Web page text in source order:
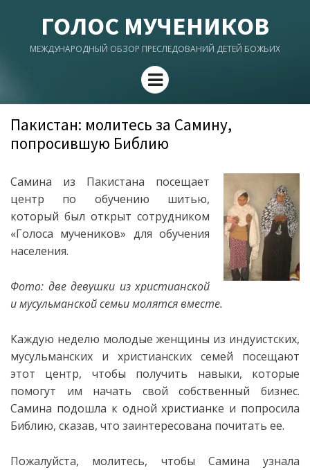
ГОЛОС МУЧЕНИКОВ
МЕЖДУНАРОДНЫЙ ОБЗОР ПРЕСЛЕДОВАНИЙ ДЕТЕЙ БОЖЬИХ
Menu
Пакистан: молитесь за Самину,
попросившую Библию
Самина из Пакистана посещает
центр по обучению шитью,
который был открыт сотрудником
«Голоса мучеников» для обучения
населения.
Фото: две девушки из христианской
и мусульманской семьи молятся вместе.
Каждую неделю молодые женщины из индуистских,
мусульманских и христианских семей посещают
этот центр, чтобы получить навыки, которые
помогут им начать свой собственный бизнес.
Самина подошла к одной христианке и попросила
Библию, сказав, что заинтересована почитать ее.
Пожалуйста, молитесь, чтобы Самина узнала